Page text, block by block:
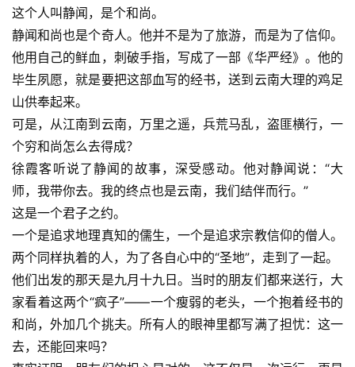
这个人叫静闻，是个和尚。
静闻和尚也是个奇人。他并不是为了旅游，而是为了信仰。
他用自己的鲜血，刺破手指，写成了一部《华严经》。他的
毕生夙愿，就是要把这部血写的经书，送到云南大理的鸡足
山供奉起来。
可是，从江南到云南，万里之遥，兵荒马乱，盗匪横行，一
个穷和尚怎么去得成？
徐霞客听说了静闻的故事，深受感动。他对静闻说：“大
师，我带你去。我的终点也是云南，我们结伴而行。”
这是一个君子之约。
一个是追求地理真知的儒生，一个是追求宗教信仰的僧人。
两个同样执着的人，为了各自心中的“圣地”，走到了一起。
他们出发的那天是九月十九日。当时的朋友们都来送行，大
家看着这两个“疯子”——一个瘦弱的老头，一个抱着经书的
和尚，外加几个挑夫。所有人的眼神里都写满了担忧：这一
去，还能回来吗？